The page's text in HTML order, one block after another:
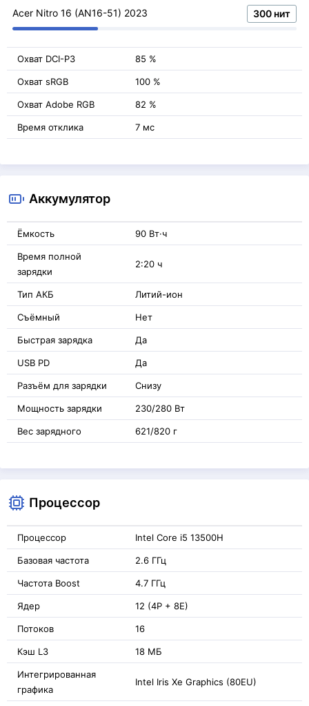
Acer Nitro 16 (AN16-51) 2023 300 нит
Охват DCI-P3 85 %
Охват sRGB 100 %
Охват Adobe RGB 82 %
Время отклика 7 мс
Аккумулятор
Ёмкость 90 Вт·ч
Время полной
зарядки
2:20 ч
Тип АКБ Литий-ион
Съёмный Нет
Быстрая зарядка Да
USB PD Да
Разъём для зарядки Снизу
Мощность зарядки 230/280 Вт
Вес зарядного 621/820 г
Процессор
Процессор Intel Core i5 13500H
Базовая частота 2.6 ГГц
Частота Boost 4.7 ГГц
Ядер 12 (4P + 8E)
Потоков 16
Кэш L3 18 МБ
Интегрированная
графика
Intel Iris Xe Graphics (80EU)